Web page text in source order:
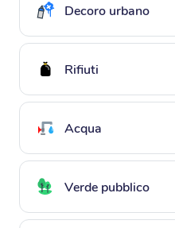
decoro urbano
rifiuti
acqua
verde pubblico